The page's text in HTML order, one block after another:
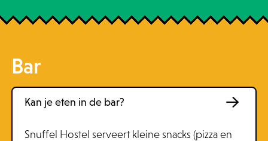
Bar
Kan je eten in de bar?
Snuffel Hostel serveert kleine snacks (pizza en